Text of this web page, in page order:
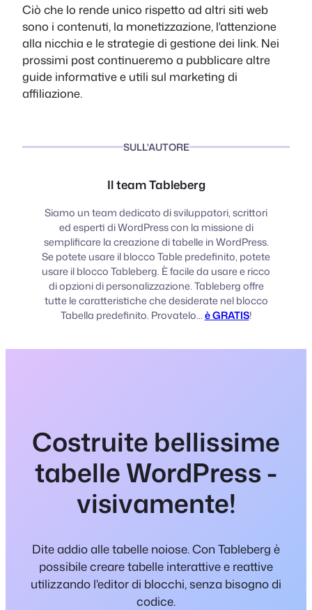
Ciò che lo rende unico rispetto ad altri siti web
sono i contenuti, la monetizzazione, l'attenzione
alla nicchia e le strategie di gestione dei link. Nei
prossimi post continueremo a pubblicare altre
guide informative e utili sul marketing di
affiliazione.
SULL'AUTORE
Il team Tableberg
Siamo un team dedicato di sviluppatori, scrittori
ed esperti di WordPress con la missione di
semplificare la creazione di tabelle in WordPress.
Se potete usare il blocco Table predefinito, potete
usare il blocco Tableberg. È facile da usare e ricco
di opzioni di personalizzazione. Tableberg offre
tutte le caratteristiche che desiderate nel blocco
Tabella predefinito. Provatelo...è GRATIS!
Costruite bellissime
tabelle WordPress -
visivamente!
Dite addio alle tabelle noiose. Con Tableberg è
possibile creare tabelle interattive e reattive
utilizzando l'editor di blocchi, senza bisogno di
codice.